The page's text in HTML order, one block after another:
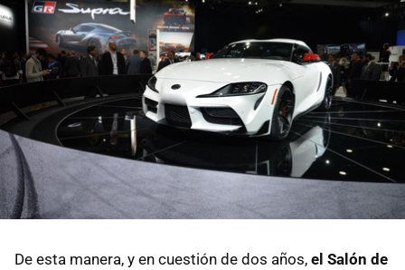
De esta manera, y en cuestión de dos años, el Salón de